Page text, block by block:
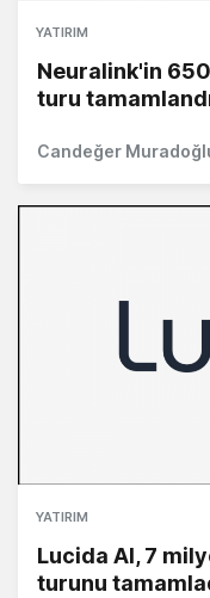
YATIRIM
Neuralink'in
turu
Candeğer
YATIRIM
Lucida AI, 7
turunu